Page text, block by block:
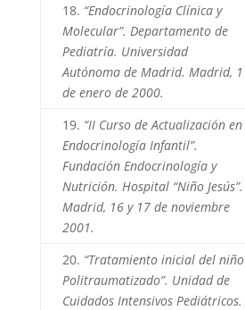
18. “Endocrinología Clínica y
Molecular”. Departamento de
Pediatría. Universidad
Autónoma de Madrid. Madrid, 1
de enero de 2000.
19. “II Curso de Actualización en
Endocrinología Infantil”.
Fundación Endocrinología y
Nutrición. Hospital “Niño Jesús”.
Madrid, 16 y 17 de noviembre
2001.
20. “Tratamiento inicial del niño
Politraumatizado”. Unidad de
Cuidados Intensivos Pediátricos.